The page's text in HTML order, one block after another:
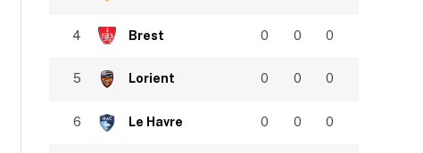
4 Brest 0 0 0
5 Lorient 0 0 0
6 Le Havre 0 0 0